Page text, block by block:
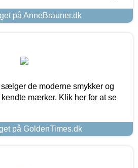
på AnneBrauner.dk
de moderne smykker og
mærker. Klik her for at se
på GoldenTimes.dk